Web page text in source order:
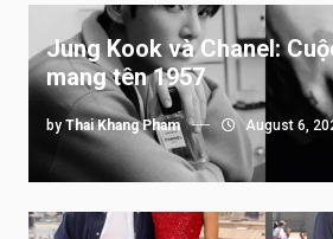
Jung Kook và Chanel:
mang tên 1957
by Thai Khang Pham August 6,